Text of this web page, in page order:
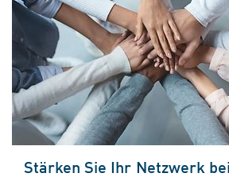
Stärken Sie Ihr Netzwerk